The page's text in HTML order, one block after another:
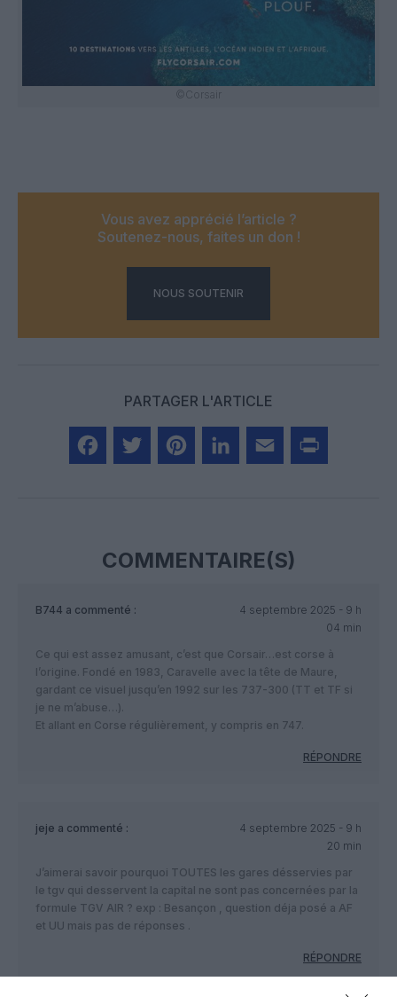
©Corsair
Vous avez apprécié l’article ?
Soutenez-nous, faites un don !
NOUS SOUTENIR
PARTAGER L'ARTICLE
COMMENTAIRE(S)
B744 a commenté :
4 septembre 2025 - 9 h
04 min
Ce qui est assez amusant, c’est que Corsair…est corse à
l’origine. Fondé en 1983, Caravelle avec la tête de Maure,
gardant ce visuel jusqu’en 1992 sur les 737-300 (TT et TF si
je ne m’abuse…).
Et allant en Corse régulièrement, y compris en 747.
RÉPONDRE
jeje a commenté :
4 septembre 2025 - 9 h
20 min
J’aimerai savoir pourquoi TOUTES les gares désservies par
le tgv qui desservent la capital ne sont pas concernées par la
formule TGV AIR ? exp : Besançon , question déja posé a AF
et UU mais pas de réponses .
RÉPONDRE